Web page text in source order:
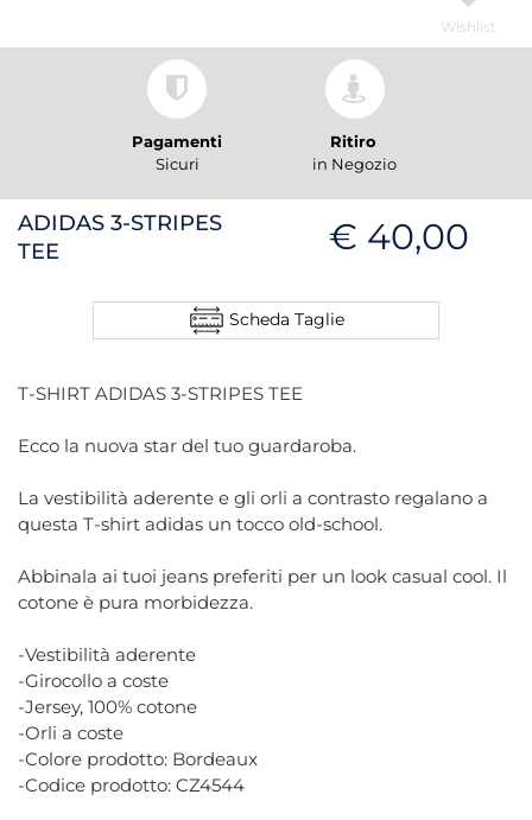
Wishlist
Pagamenti
Sicuri
Ritiro
in Negozio
ADIDAS 3-STRIPES
TEE
€ 40,00
Scheda Taglie
T-SHIRT ADIDAS 3-STRIPES TEE
Ecco la nuova star del tuo guardaroba.
La vestibilità aderente e gli orli a contrasto regalano a
questa T-shirt adidas un tocco old-school.
Abbinala ai tuoi jeans preferiti per un look casual cool. Il
cotone è pura morbidezza.
-Vestibilità aderente
-Girocollo a coste
-Jersey, 100% cotone
-Orli a coste
-Colore prodotto: Bordeaux
-Codice prodotto: CZ4544